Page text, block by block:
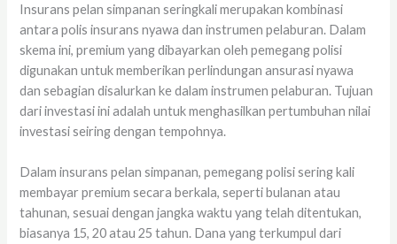
Insurans pelan simpanan seringkali merupakan kombinasi
antara polis insurans nyawa dan instrumen pelaburan. Dalam
skema ini, premium yang dibayarkan oleh pemegang polisi
digunakan untuk memberikan perlindungan ansurasi nyawa
dan sebagian disalurkan ke dalam instrumen pelaburan. Tujuan
dari investasi ini adalah untuk menghasilkan pertumbuhan nilai
investasi seiring dengan tempohnya.
Dalam insurans pelan simpanan, pemegang polisi sering kali
membayar premium secara berkala, seperti bulanan atau
tahunan, sesuai dengan jangka waktu yang telah ditentukan,
biasanya 15, 20 atau 25 tahun. Dana yang terkumpul dari